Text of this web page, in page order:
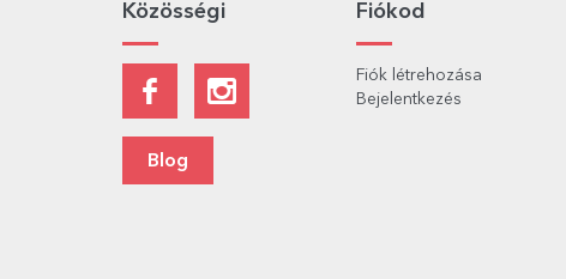
Közösségi
Blog
Fiókod
Fiók létrehozása
Bejelentkezés